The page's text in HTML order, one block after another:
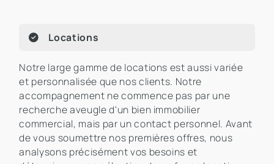
Locations
Notre large gamme de locations est aussi variée
et personnalisée que nos clients. Notre
accompagnement ne commence pas par une
recherche aveugle d'un bien immobilier
commercial, mais par un contact personnel. Avant
de vous soumettre nos premières offres, nous
analysons précisément vos besoins et